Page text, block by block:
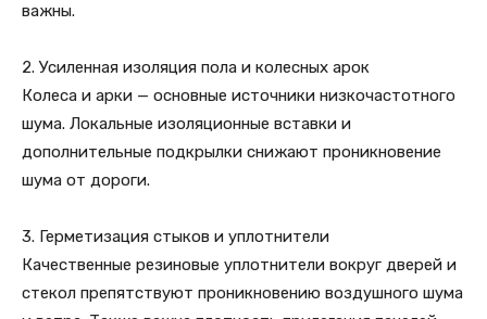
важны.
2. Усиленная изоляция пола и колесных арок
Колеса и арки — основные источники низкочастотного
шума. Локальные изоляционные вставки и
дополнительные подкрылки снижают проникновение
шума от дороги.
3. Герметизация стыков и уплотнители
Качественные резиновые уплотнители вокруг дверей и
стекол препятствуют проникновению воздушного шума